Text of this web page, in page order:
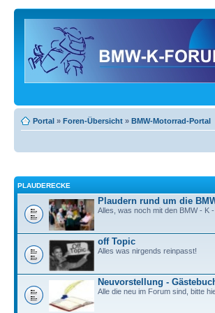
Portal » Foren-Übersicht » BMW-Motorrad-Portal
PLAUDERECKE
Plaudern rund um die
Alles, was noch mit den BMW - K
off Topic
Alles was nirgends reinpasst!
Neuvorstellung -
Alle die neu im Forum sind, bitte